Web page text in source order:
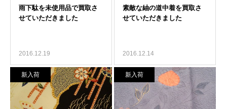
2016.12.19 2016.12.14
新入荷 新入荷